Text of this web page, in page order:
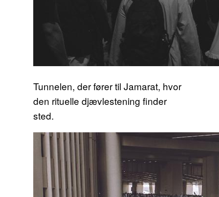
Tunnelen, der fører til Jamarat, hvor
den rituelle djævlestening finder
sted.